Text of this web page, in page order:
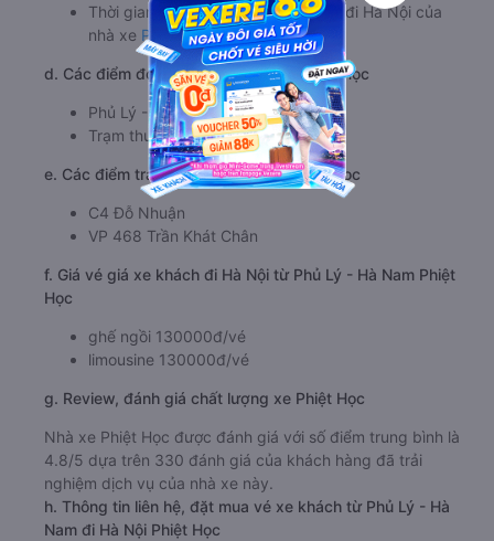
Thời gian chạy từ Phủ Lý - Hà Nam đi Hà Nội của
nhà xe Phiệt Họckhoảng: 1.7 giờ
d. Các điểm đón khách của nhà xe Phiệt Học
Phủ Lý - Trạm thu phí Liêm Tuyền
Trạm thu phí Liêm Tuyền
e. Các điểm trả khách của nhà xe Phiệt Học
C4 Đỗ Nhuận
VP 468 Trần Khát Chân
f. Giá vé giá xe khách đi Hà Nội từ Phủ Lý - Hà Nam Phiệt
Học
ghế ngồi 130000đ/vé
limousine 130000đ/vé
g. Review, đánh giá chất lượng xe Phiệt Học
Nhà xe Phiệt Học được đánh giá với số điểm trung bình là
4.8/5 dựa trên 330 đánh giá của khách hàng đã trải
nghiệm dịch vụ của nhà xe này.
h. Thông tin liên hệ, đặt mua vé xe khách từ Phủ Lý - Hà
Nam đi Hà Nội Phiệt Học